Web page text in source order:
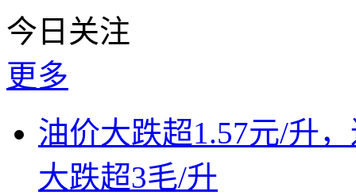
今日关注
更多
油价大跌超1.57元/升
大跌超3毛/升